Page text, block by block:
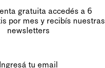
gratuita accedés a 6
por mes y recibís nuestras
newsletters
Ingresá tu email